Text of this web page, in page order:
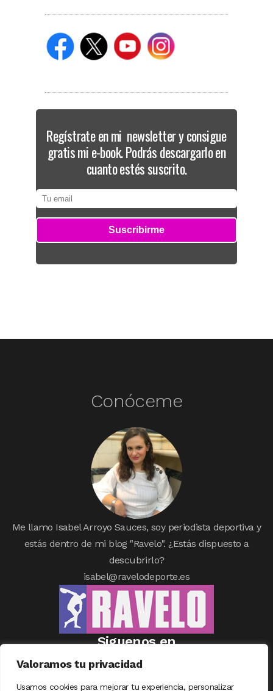
Valoramos tu privacidad
Usamos cookies para mejorar tu experiencia, personalizar
Regístrate en mi newsletter y consigue
gratis mi e-book. Podrás descargarlo en
cuanto estés suscrito.
Conóceme
Me llamo Isabel Arroyo Sauces, soy periodista deportiva y
estás dentro de mi blog "Ravelo". ¿Estás dispuesto a
descubrirlo?
isabel@ravelodeporte.es
Siguenos en